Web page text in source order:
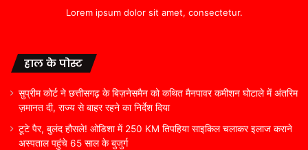
Lorem ipsum dolor sit amet, consectetur.
हाल के पोस्ट
सुप्रीम कोर्ट ने छत्तीसगढ़ के बिज़नेसमैन को कथित मैनपावर कमीशन घोटाले में अंतरिम
ज़मानत दी, राज्य से बाहर रहने का निर्देश दिया
टूटे पैर, बुलंद हौसले! ओडिशा में 250 KM तिपहिया साइकिल चलाकर इलाज कराने
अस्पताल पहुंचे 65 साल के बुजुर्ग